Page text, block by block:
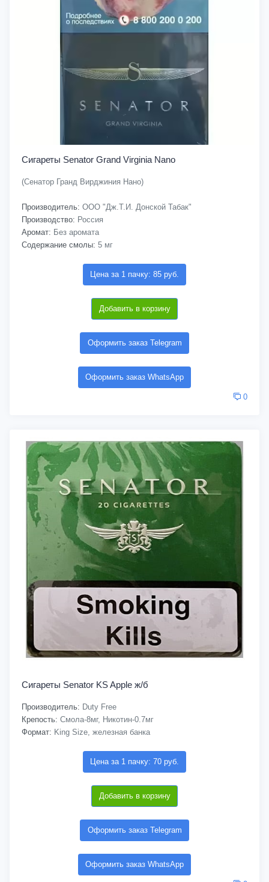
Сигареты Senator Grand Virginia Nano
(Сенатор Гранд Вирджиния Нано)
Производитель: ООО "Дж.Т.И. Донской Табак"
Производство: Россия
Аромат: Без аромата
Содержание смолы: 5 мг
Цена за 1 пачку: 85 руб.
Добавить в корзину
Оформить заказ Telegram
Оформить заказ WhatsApp
0
Сигареты Senator KS Apple ж/б
Производитель: Duty Free
Крепость: Смола-8мг, Никотин-0.7мг
Формат: King Size, железная банка
Цена за 1 пачку: 70 руб.
Добавить в корзину
Оформить заказ Telegram
Оформить заказ WhatsApp